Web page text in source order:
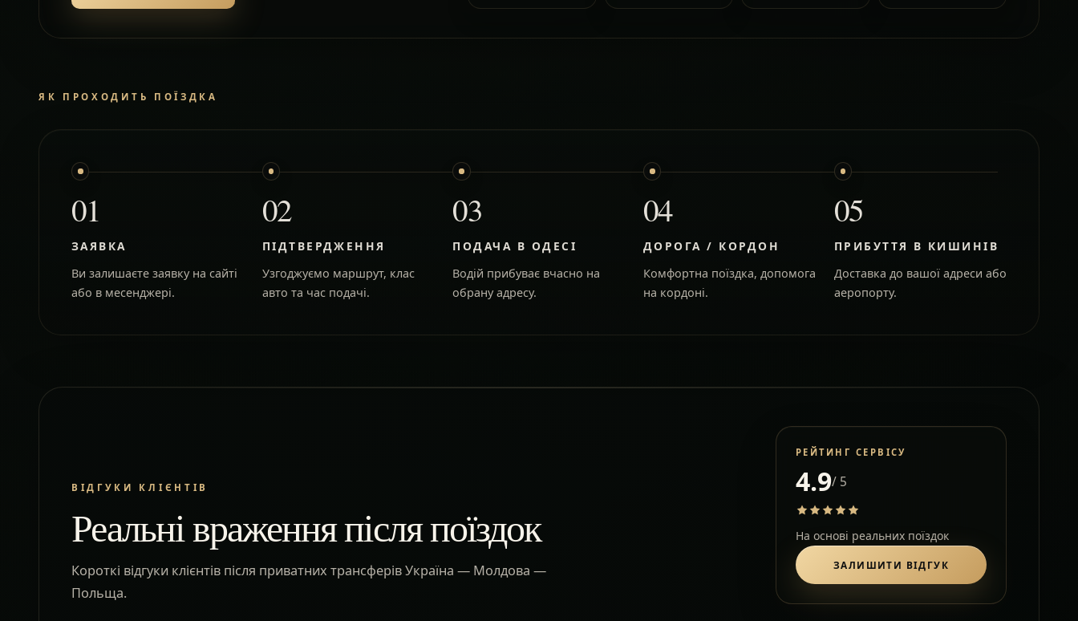
ЯК ПРОХОДИТЬ ПОЇЗДКА
01
ЗАЯВКА
Ви залишаєте заявку на сайті
або в месенджері.
02
ПІДТВЕРДЖЕННЯ
Узгоджуємо маршрут, клас
авто та час подачі.
03
ПОДАЧА В ОДЕСІ
Водій прибуває вчасно на
обрану адресу.
04
ДОРОГА / КОРДОН
Комфортна поїздка, допомога
на кордоні.
05
ПРИБУТТЯ В КИШИНІВ
Доставка до вашої адреси або
аеропорту.
ВІДГУКИ КЛІЄНТІВ
Реальні враження після поїздок
Короткі відгуки клієнтів після приватних трансферів Україна — Молдова —
Польща.
РЕЙТИНГ СЕРВІСУ
4.9/ 5
На основі реальних поїздок
ЗАЛИШИТИ ВІДГУК